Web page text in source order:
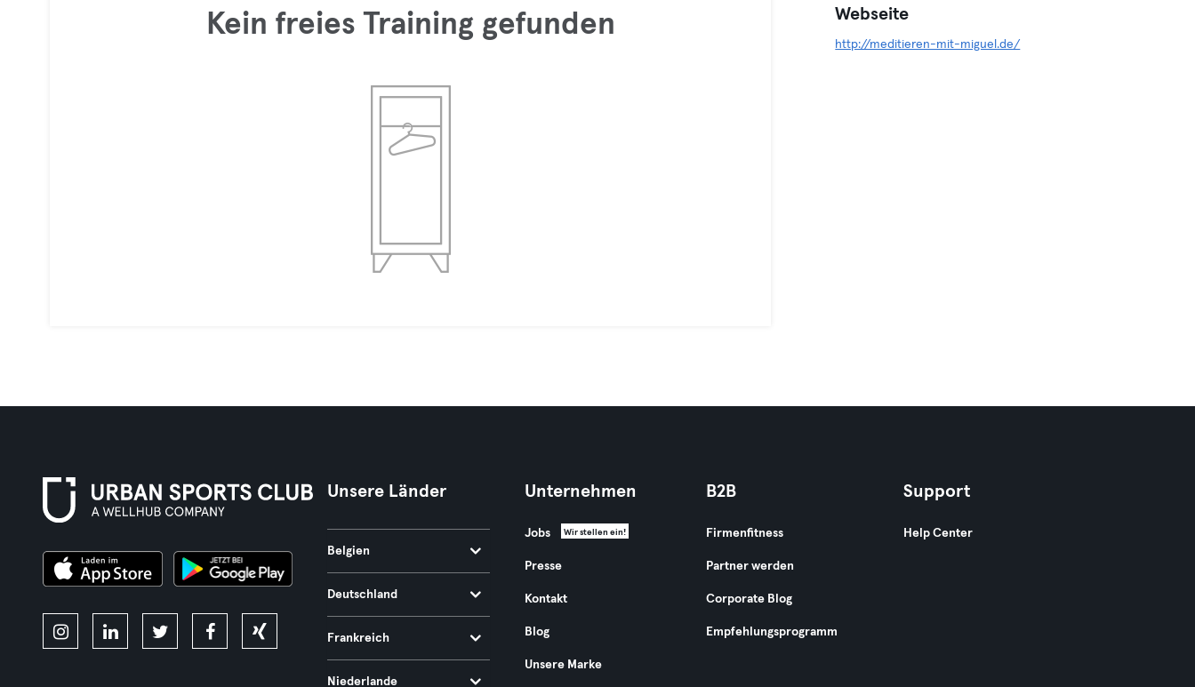
Kein freies Training gefunden Webseite
http://meditieren-mit-miguel.de/
Unsere Länder
Belgien
Deutschland
Frankreich
Niederlande
Unternehmen
Jobs Wir stellen ein!
Presse
Kontakt
Blog
Unsere Marke
B2B
Firmenfitness
Partner werden
Corporate Blog
Empfehlungsprogramm
Support
Help Center